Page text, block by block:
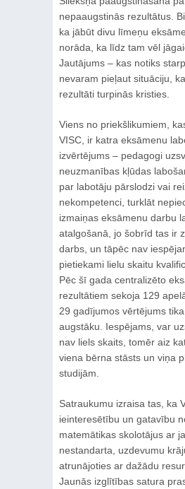
nepaaugstinās rezultātus.
ka jābūt divu līmeņu
norāda, ka līdz tam vēl
Jautājums – kas notiks
nevaram pieļaut situāciju,
rezultāti turpinās kristies.
Viens no priekšlikumiem,
VISC, ir katra eksāmenu
izvērtējums – pedagogi
neuzmanības kļūdas
par labotāju pārslodzi vai
nekompetenci, turklāt
izmaiņas eksāmenu darbu
atalgošanā, jo šobrīd tas ir
darbs, un tāpēc nav
pietiekami lielu skaitu
Pēc šī gada centralizēto
rezultātiem sekoja 129
29 gadījumos vērtējums
augstāku. Iespējams, var
nav liels skaits, tomēr aiz
viena bērna stāsts un viņa
studijām.
Satraukumu izraisa tas, ka
ieinteresētību un gatavību
matemātikas skolotājus ar
nestandarta, uzdevumu
atrunājoties ar dažādu
Jaunās izglītības satura